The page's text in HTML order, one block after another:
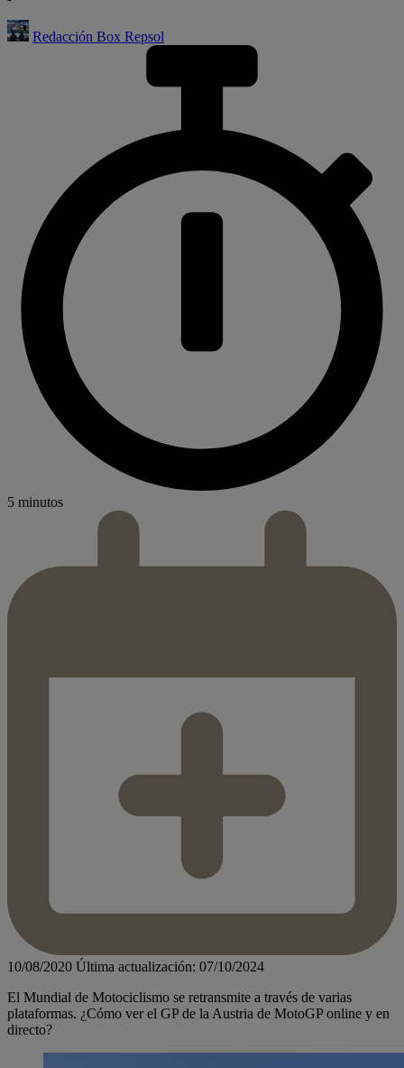
Redacción Box Repsol
5 minutos
10/08/2020 Última actualización: 07/10/2024
El Mundial de Motociclismo se retransmite a través de varias
plataformas. ¿Cómo ver el GP de la Austria de MotoGP online y en
directo?